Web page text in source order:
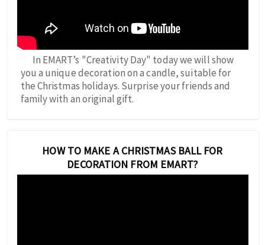
In EMART’s "Creativity Day" today we will show
you a unique decoration on a candle, suitable for
the Christmas holidays. Surprise your friends and
family with an original gift.
HOW TO MAKE A CHRISTMAS BALL FOR
DECORATION FROM EMART?